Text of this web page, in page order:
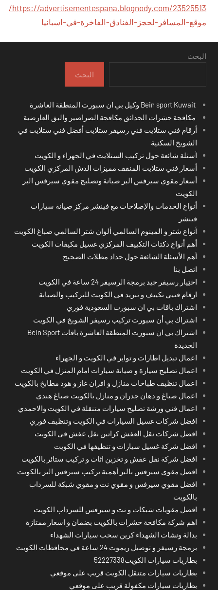
https://advertisementespana.blognody.com/23525513/
موقع-المسافر-لحجز-الفنادق-الفاخرة-في-اسبانيا
البحث
البحث
مكافحة حشرات الحدائق مكافحة الصراصير والبق العارضية
أرقام فني ستلايت فني رسيفر ستلايت أفضل فني ستلايت في
الشويخ السكنية
أسئلة شائعة حول تركيب الستلايت في الجهراء و الكويت
أسعار فني ستلايت المنقف مميزات الدش المركزي الكويت
أسعار مقوي سيرفس البر صيانة وتصليح مقوي سيرفس البر
الكويت
أنواع الخدمات والإصلاحات مع فينشر مركز صيانة سيارات
فينشر
أنواع شتر و المينوم السالمي ألوان شتر السالمي صباغ الكويت
أهم أنواع دكتات التكييف المركزي غسيل مكيفات الكويت
أهم الأسئلة الشائعة حول حداد مظلات الضجيج
اتصل بنا
اختِيار رسيفر جيد برمجة الرسيفر 24 ساعة في الكويت
ارقام فنيي تكييف و تبريد في الكويت للتركيب والصيانة
اشتراك باقات بي ان سبورت السعودية فوري
اشتراك بي أن سبورت تركيب رسيفر الشويخ في الكويت
اشتراك بي ان سبورت المنطقة العاشرة باقات Bein Sport
الجديدة
اعمال تبديل اطارات و تواير في الكويت و الجهراء
اعمال تصليح سيارة و صيانة سيارات امام المنزل في الكويت
اعمال تنظيف طباخات منازل و افران غاز و هود مطابخ بالكويت
اعمال صباغ و دهان جدران و منازل بالكويت صباغ هندي
اعمال فني ورشة تصليح سيارات متنقلة في الكويت والاحمدي
افضل شركات غسيل السيارات في الكويت وتنظيف فوري
افضل شركات نقل العفش كراتين نقل عفش في الكويت
افضل شركة غسيل سيارات و تنظيفها في الكويت
افضل شركة نقل عفش و تخزين اثاث و تركيب ستائر بالكويت
افضل مقوي سيرفس بالبر أهمية تركيب سيرفس البر بالكويت
افضل مقوي سيرفس و مقوي نت و مقوي شبكة للسرداب
بالكويت
افضل مقويات شبكات و نت و سيرفس للسرداب الكويت
اهم شركة مكافحة حشرات بالكويت بضمان و اسعار ممتازة
بدالة ونشات الشهداء كرين سحب سيارات الشهداء
برمجة رسيفر و توصيل ريموت 24 ساعة في محافظات الكويت
بطاريات سيارات الكويت52227338
بطاريات سيارات متنقل الكويت قريب على موقعي
بطاريات سيارات مكفولة قريب على موقعي